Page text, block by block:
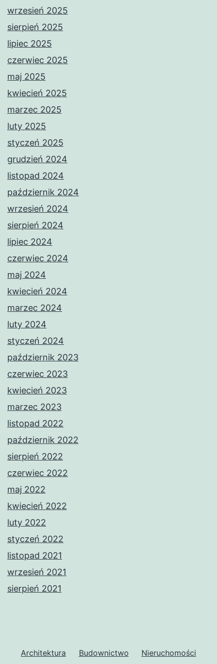
wrzesień 2025
sierpień 2025
lipiec 2025
czerwiec 2025
maj 2025
kwiecień 2025
marzec 2025
luty 2025
styczeń 2025
grudzień 2024
listopad 2024
październik 2024
wrzesień 2024
sierpień 2024
lipiec 2024
czerwiec 2024
maj 2024
kwiecień 2024
marzec 2024
luty 2024
styczeń 2024
październik 2023
czerwiec 2023
kwiecień 2023
marzec 2023
listopad 2022
październik 2022
sierpień 2022
czerwiec 2022
maj 2022
kwiecień 2022
luty 2022
styczeń 2022
listopad 2021
wrzesień 2021
sierpień 2021
Architektura Budownictwo Nieruchomości